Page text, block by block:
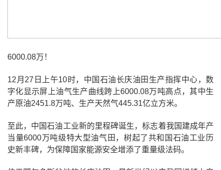
6000.08万！
12月27日上午10时，中国石油长庆油田生产指挥中心，数
字化显示屏上油气生产曲线跨上6000.08万吨高点，其中生
产原油2451.8万吨、生产天然气445.31亿立方米。
至此，中国石油工业新的里程碑诞生，标志着我国建成年产
当量6000万吨级特大型油气田，树起了共和国石油工业历
史新丰碑，为保障国家能源安全增添了重量级法码。